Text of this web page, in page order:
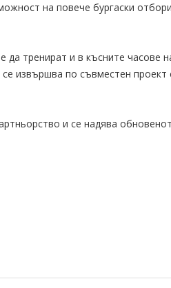
на повече бургаски
да тренират и в късните часове
извършва по съвместен проект
и се надява